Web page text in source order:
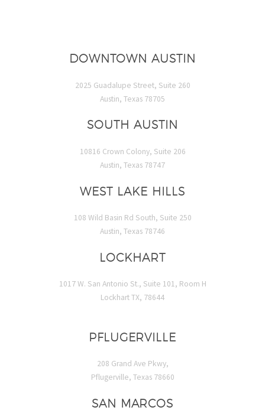
DOWNTOWN AUSTIN
2025 Guadalupe Street, Suite 260
Austin, Texas 78705
SOUTH AUSTIN
10816 Crown Colony, Suite 206
Austin, Texas 78747
WEST LAKE HILLS
108 Wild Basin Rd South, Suite 250
Austin, Texas 78746
LOCKHART
1017 W. San Antonio St., Suite 101, Room H
Lockhart TX, 78644
PFLUGERVILLE
208 Grand Ave Pkwy,
Pflugerville, Texas 78660
SAN MARCOS